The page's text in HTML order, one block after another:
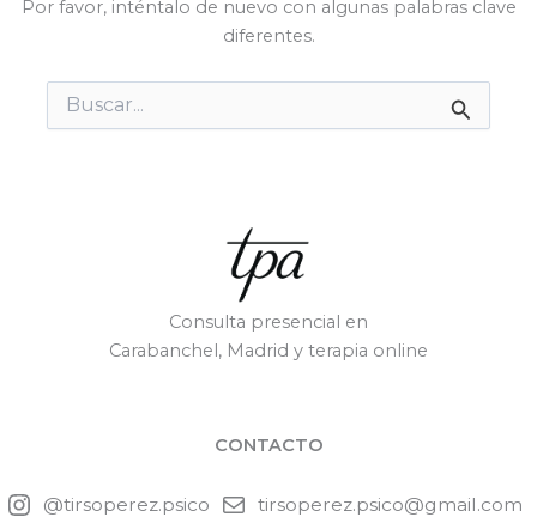
Por favor, inténtalo de nuevo con algunas palabras clave
diferentes.
Buscar
por:
Consulta presencial en
Carabanchel, Madrid y terapia online
CONTACTO
@tirsoperez.psico tirsoperez.psico@gmail.com